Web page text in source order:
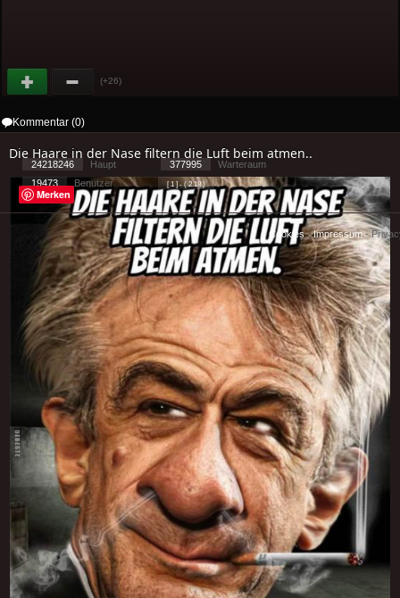
(+26)
Kommentar (0)
Die Haare in der Nase filtern die Luft beim atmen..
24218246 Haupt 377995
Warteraum
19473
Benutzer [ 1 ] - ( 2.18 )
Cookies-Impressum-
Merken